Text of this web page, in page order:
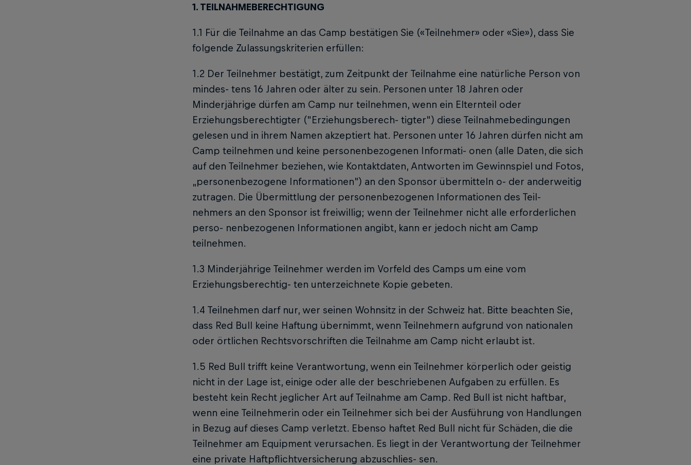
1. TEILNAHMEBERECHTIGUNG
1.1 Für die Teilnahme an das Camp bestätigen Sie («Teilnehmer» oder «Sie»), dass Sie
folgende Zulassungskriterien erfüllen:
1.2 Der Teilnehmer bestätigt, zum Zeitpunkt der Teilnahme eine natürliche Person von
mindes- tens 16 Jahren oder älter zu sein. Personen unter 18 Jahren oder
Minderjährige dürfen am Camp nur teilnehmen, wenn ein Elternteil oder
Erziehungsberechtigter ("Erziehungsberech- tigter") diese Teilnahmebedingungen
gelesen und in ihrem Namen akzeptiert hat. Personen unter 16 Jahren dürfen nicht am
Camp teilnehmen und keine personenbezogenen Informati- onen (alle Daten, die sich
auf den Teilnehmer beziehen, wie Kontaktdaten, Antworten im Gewinnspiel und Fotos,
„personenbezogene Informationen”) an den Sponsor übermitteln o- der anderweitig
zutragen. Die Übermittlung der personenbezogenen Informationen des Teil-
nehmers an den Sponsor ist freiwillig; wenn der Teilnehmer nicht alle erforderlichen
perso- nenbezogenen Informationen angibt, kann er jedoch nicht am Camp
teilnehmen.
1.3 Minderjährige Teilnehmer werden im Vorfeld des Camps um eine vom
Erziehungsberechtig- ten unterzeichnete Kopie gebeten.
1.4 Teilnehmen darf nur, wer seinen Wohnsitz in der Schweiz hat. Bitte beachten Sie,
dass Red Bull keine Haftung übernimmt, wenn Teilnehmern aufgrund von nationalen
oder örtlichen Rechtsvorschriften die Teilnahme am Camp nicht erlaubt ist.
1.5 Red Bull trifft keine Verantwortung, wenn ein Teilnehmer körperlich oder geistig
nicht in der Lage ist, einige oder alle der beschriebenen Aufgaben zu erfüllen. Es
besteht kein Recht jeglicher Art auf Teilnahme am Camp. Red Bull ist nicht haftbar,
wenn eine Teilnehmerin oder ein Teilnehmer sich bei der Ausführung von Handlungen
in Bezug auf dieses Camp verletzt. Ebenso haftet Red Bull nicht für Schäden, die die
Teilnehmer am Equipment verursachen. Es liegt in der Verantwortung der Teilnehmer
eine private Haftpflichtversicherung abzuschlies- sen.